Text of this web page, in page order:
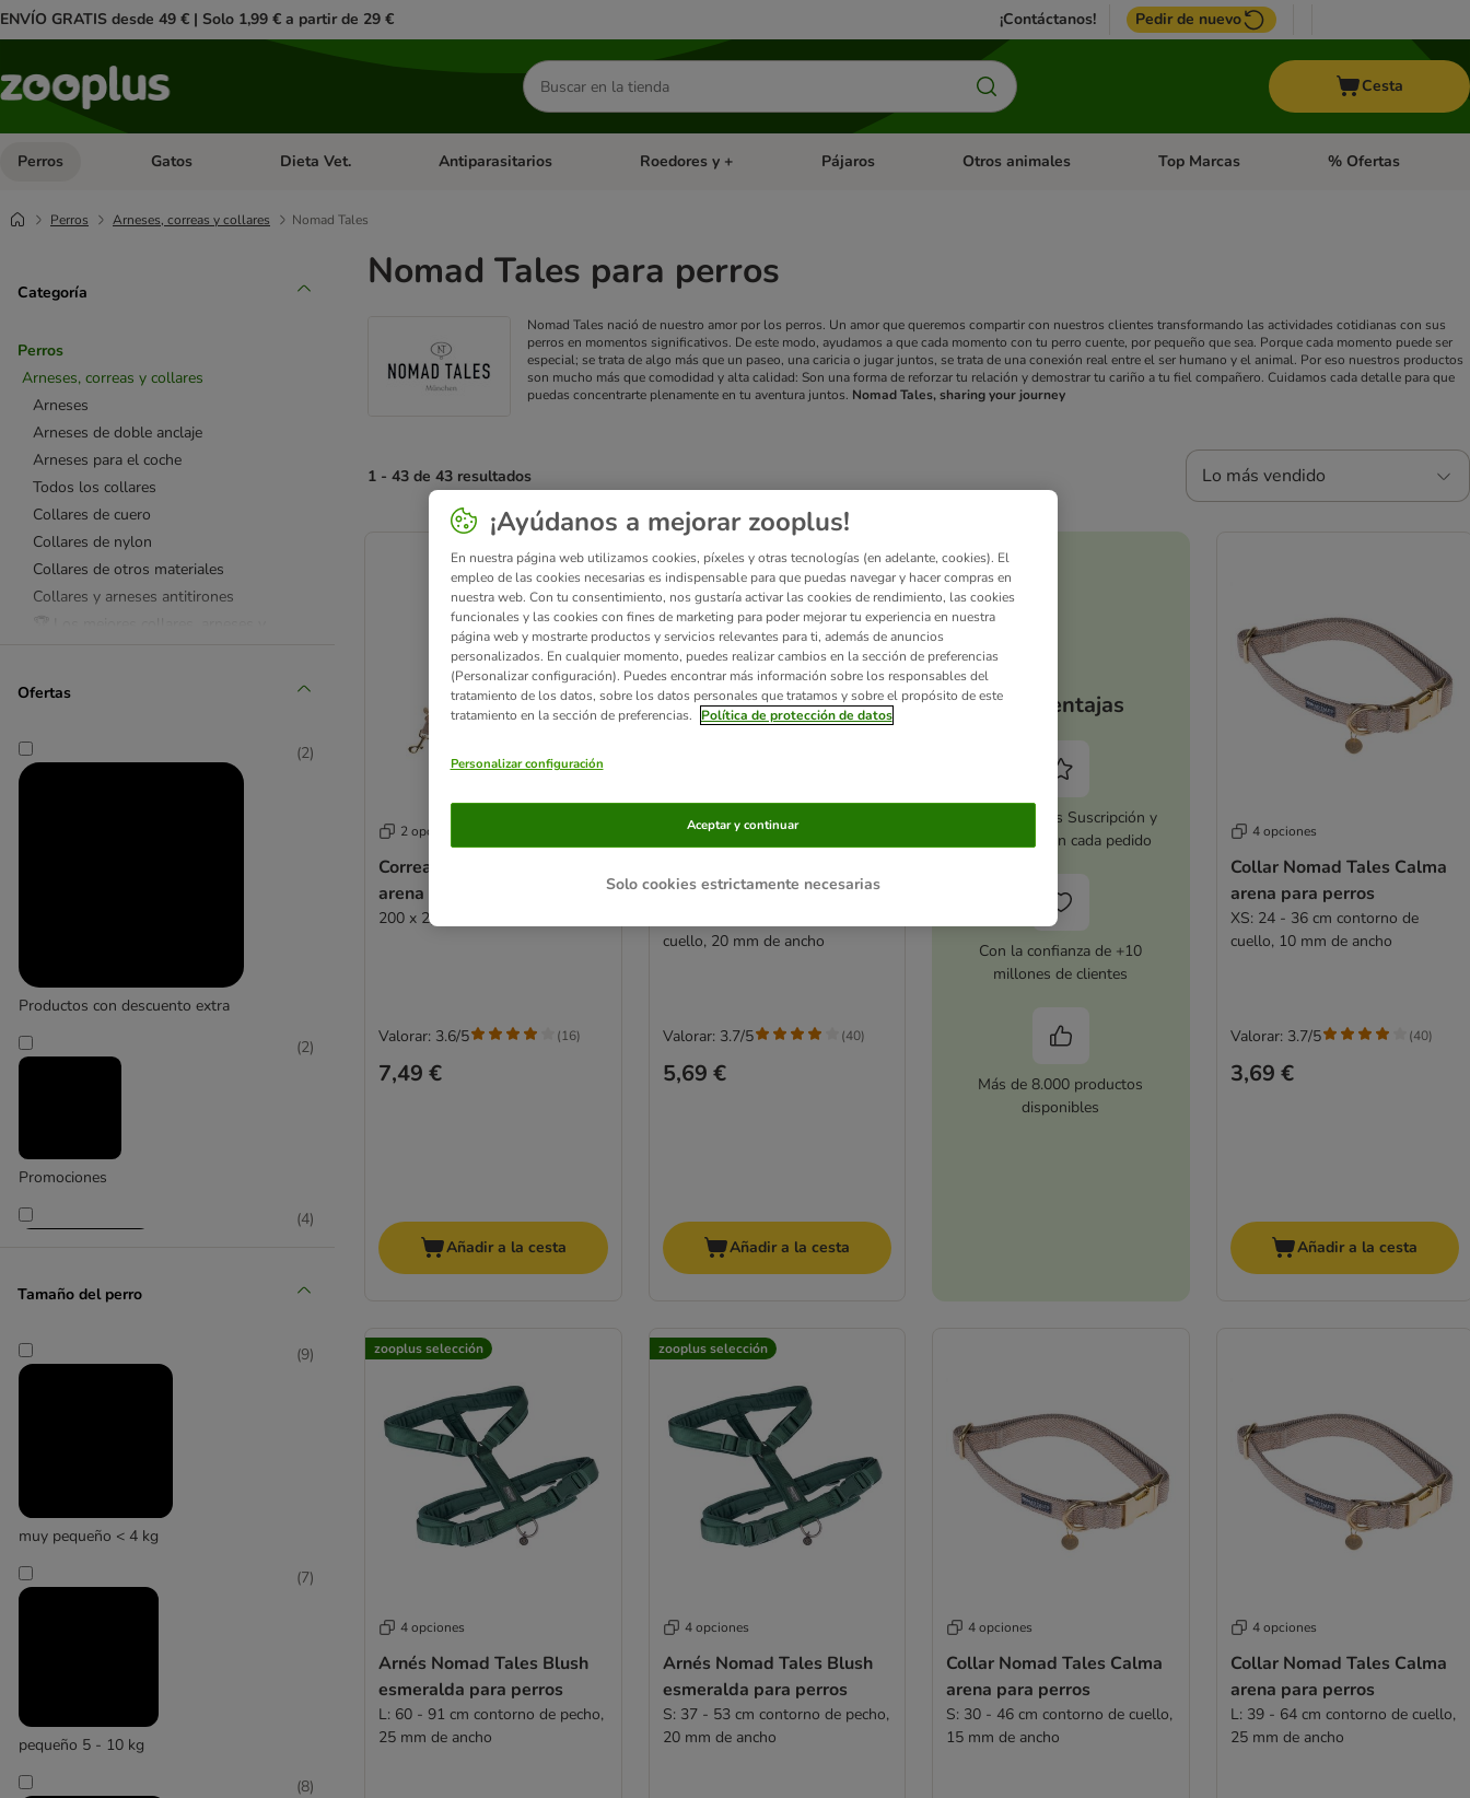
ENVÍO GRATIS desde 49 € | Solo 1,99 € a partir de 29 € ¡Contáctanos! Pedir de nuevo
Buscar
productos
Cesta
Perros Menú de categoria abierto: Perros
Gatos Menú de categoria abierto: Gatos
Dieta Vet. Menú de categoria abierto: Dieta Vet.
Antiparasitarios Menú de categoria abierto: Antiparasitarios
Roedores y + Menú de categoria abierto: Roedores y +
Pájaros Menú de categoria abierto: Pájaros
Otros animales Menú de categoria abierto: Otros animales
Top Marcas Menú de categoria
% Ofertas
Perros Arneses, correas y collares Nomad Tales
Categoría
Perros
Arneses, correas y collares
Arneses
Arneses de doble anclaje
Arneses para el coche
Todos los collares
Collares de cuero
Collares de nylon
Collares de otros materiales
Collares y arneses antitirones
Todas las correas
Colgantes
Julius-K9
Halti
Rukka
Ofertas
Productos con descuento extra
(2)
Promociones
(2)
zooplus selección
(4)
Tamaño del perro
muy pequeño < 4 kg
(9)
pequeño 5 - 10 kg
(7)
(8)
Nomad Tales para perros
Nomad Tales nació de nuestro amor por los perros. Un amor que queremos compartir con nuestros clientes transformando las actividades cotidianas con sus
perros en momentos significativos. De este modo, ayudamos a que cada momento con tu perro cuente, por pequeño que sea. Porque cada momento puede ser
especial; se trata de algo más que un paseo, una caricia o jugar juntos, se trata de una conexión real entre el ser humano y el animal. Por eso nuestros productos
son mucho más que comodidad y alta calidad: Son una forma de reforzar tu relación y demostrar tu cariño a tu fiel compañero. Cuidamos cada detalle para que
puedas concentrarte plenamente en tu aventura juntos. Nomad Tales, sharing your journey
1 - 43 de 43 resultados Lo más vendido
product items have been changed
2 opciones
Correa Nomad Tales Calma
arena para perros
200 x 2,0 cm (L x An) - Ajustable
7,49 €
Valorar: 3.6/5 (16)
Añadir a la cesta
4 opciones
arena para perros
cuello, 20 mm de ancho
5,69 €
Valorar: 3.7/5 (40)
Añadir a la cesta
Tus ventajas
Activa zooplus Suscripción y
ahorra 5 % en cada pedido
Con la confianza de +10
millones de clientes
Más de 8.000 productos
disponibles
4 opciones
Collar Nomad Tales Calma
arena para perros
XS: 24 - 36 cm contorno de
cuello, 10 mm de ancho
3,69 €
Valorar: 3.7/5 (40)
Añadir a la cesta
zooplus selección
4 opciones
Arnés Nomad Tales Blush
esmeralda para perros
L: 60 - 91 cm contorno de pecho,
25 mm de ancho
zooplus selección
4 opciones
Arnés Nomad Tales Blush
esmeralda para perros
S: 37 - 53 cm contorno de pecho,
20 mm de ancho
4 opciones
Collar Nomad Tales Calma
arena para perros
S: 30 - 46 cm contorno de cuello,
15 mm de ancho
4 opciones
Collar Nomad Tales Calma
arena para perros
L: 39 - 64 cm contorno de cuello,
25 mm de ancho
¡Ayúdanos a mejorar zooplus!
En nuestra página web utilizamos cookies, píxeles y otras tecnologías (en adelante, cookies). El
empleo de las cookies necesarias es indispensable para que puedas navegar y hacer compras en
nuestra web. Con tu consentimiento, nos gustaría activar las cookies de rendimiento, las cookies
funcionales y las cookies con fines de marketing para poder mejorar tu experiencia en nuestra
página web y mostrarte productos y servicios relevantes para ti, además de anuncios
personalizados. En cualquier momento, puedes realizar cambios en la sección de preferencias
(Personalizar configuración). Puedes encontrar más información sobre los responsables del
tratamiento de los datos, sobre los datos personales que tratamos y sobre el propósito de este
tratamiento en la sección de preferencias.
Política de protección de datos
Personalizar configuración
Solo cookies estrictamente necesarias
Aceptar y continuar